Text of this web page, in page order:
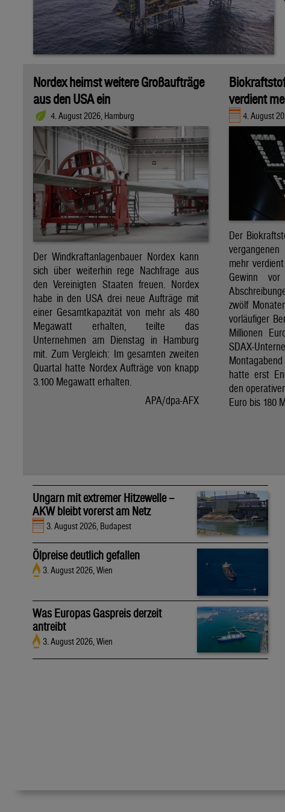
Nordex heimst weitere Großaufträge
aus den USA ein
4. August 2026, Hamburg
Der Windkraftanlagenbauer Nordex kann
sich über weiterhin rege Nachfrage aus
den Vereinigten Staaten freuen. Nordex
habe in den USA drei neue Aufträge mit
einer Gesamtkapazität von mehr als 480
Megawatt erhalten, teilte das
Unternehmen am Dienstag in Hamburg
mit. Zum Vergleich: Im gesamten zweiten
Quartal hatte Nordex Aufträge von knapp
3.100 Megawatt erhalten.
APA/dpa-AFX
verdient
4. August
Der
mehr
Gewinn
zwölf
vorläufiger
Millionen
SDAX-
hatte erst
den
Euro bis 180
Ungarn mit extremer Hitzewelle –
AKW bleibt vorerst am Netz
3. August 2026, Budapest
Ölpreise deutlich gefallen
3. August 2026, Wien
Was Europas Gaspreis derzeit
antreibt
3. August 2026, Wien